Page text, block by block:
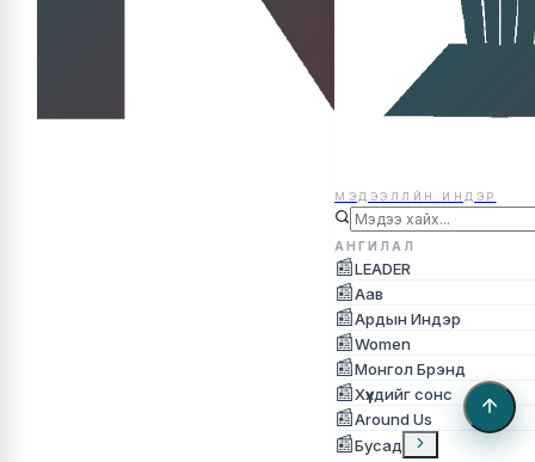
МЭДЭЭЛЛЙН ИНДЭР
АНГИЛАЛ
📰LEADER
📰Аав
📰Ардын Индэр
📰Women
📰Монгол Брэнд
📰Хүүхдийг сонс
📰Around Us
📰Бусад